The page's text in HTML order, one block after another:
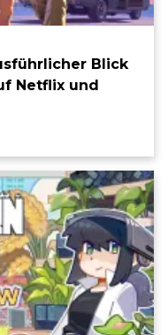
Blick
Netflix und